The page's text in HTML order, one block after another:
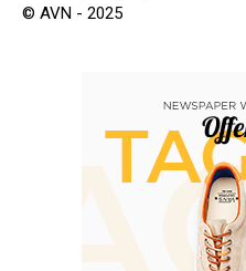
© AVN - 2025